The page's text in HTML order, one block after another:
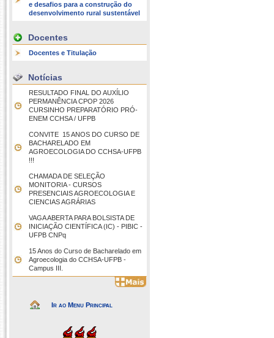
e desafios para a construção do
desenvolvimento rural sustentável
Docentes
Docentes e Titulação
Notícias
RESULTADO FINAL DO AUXÍLIO
PERMANÊNCIA CPOP 2026
CURSINHO PREPARATÓRIO PRÓ-
ENEM CCHSA / UFPB
CONVITE  15 ANOS DO CURSO DE
BACHARELADO EM
AGROECOLOGIA DO CCHSA-UFPB
!!!
CHAMADA DE SELEÇÃO
MONITORIA - CURSOS
PRESENCIAIS AGROECOLOGIA E
CIENCIAS AGRÁRIAS
VAGA ABERTA PARA BOLSISTA DE
INICIAÇÃO CIENTÍFICA (IC) - PIBIC -
UFPB CNPq
15 Anos do Curso de Bacharelado em
Agroecologia do CCHSA-UFPB -
Campus III.
Ir ao Menu Principal